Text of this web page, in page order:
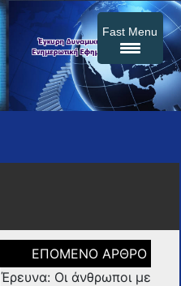
Έρευνα: Οι άνθρωποι με
Fast Menu